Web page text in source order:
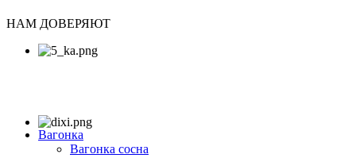
НАМ ДОВЕРЯЮТ
Вагонка
Вагонка сосна